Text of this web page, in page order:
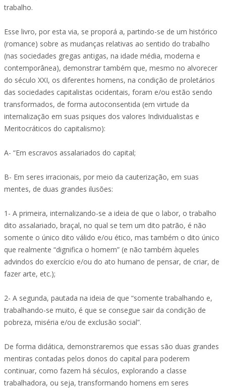
trabalho.
Esse livro, por esta via, se proporá a, partindo-se de um histórico
(romance) sobre as mudanças relativas ao sentido do trabalho
(nas sociedades gregas antigas, na idade média, moderna e
contemporânea), demonstrar também que, mesmo no alvorecer
do século XXI, os diferentes homens, na condição de proletários
das sociedades capitalistas ocidentais, foram e/ou estão sendo
transformados, de forma autoconsentida (em virtude da
internalização em suas psiques dos valores Individualistas e
Meritocráticos do capitalismo):
A- “Em escravos assalariados do capital;
B- Em seres irracionais, por meio da cauterização, em suas
mentes, de duas grandes ilusões:
1- A primeira, internalizando-se a ideia de que o labor, o trabalho
dito assalariado, braçal, no qual se tem um dito patrão, é não
somente o único dito válido e/ou ético, mas também o dito único
que realmente “dignifica o homem” (e não também àqueles
advindos do exercício e/ou do ato humano de pensar, de criar, de
fazer arte, etc.);
2- A segunda, pautada na ideia de que “somente trabalhando e,
trabalhando-se muito, é que se consegue sair da condição de
pobreza, miséria e/ou de exclusão social”.
De forma didática, demonstraremos que essas são duas grandes
mentiras contadas pelos donos do capital para poderem
continuar, como fazem há séculos, explorando a classe
trabalhadora, ou seja, transformando homens em seres